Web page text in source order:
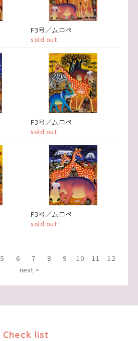
F3号／ムロペ
sold out
F3号／ムロペ
sold out
F3号／ムロペ
sold out
5 6 7 8 9 10 11
12
next >
Check list